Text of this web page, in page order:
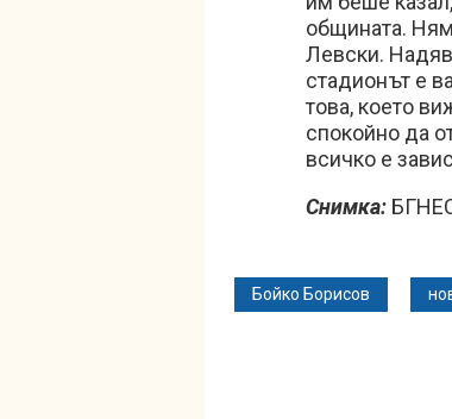
общината.
Левски.
стадионът е
това, което
спокойно да
всичко е
Снимка:
Бойко Борисов